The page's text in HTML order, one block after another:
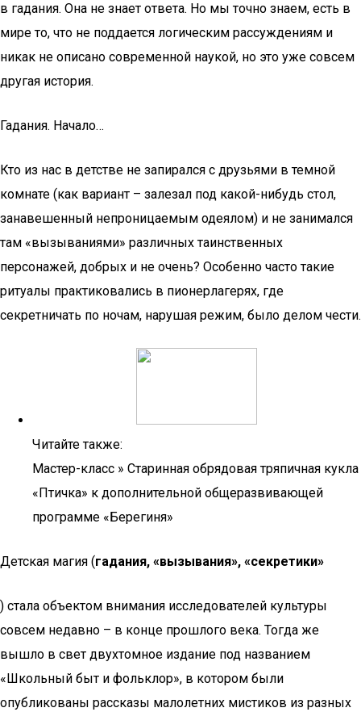
в гадания. Она не знает ответа. Но мы точно знаем, есть в
мире то, что не поддается логическим рассуждениям и
никак не описано современной наукой, но это уже совсем
другая история.
Гадания. Начало…
Кто из нас в детстве не запирался с друзьями в темной
комнате (как вариант – залезал под какой-нибудь стол,
занавешенный непроницаемым одеялом) и не занимался
там «вызываниями» различных таинственных
персонажей, добрых и не очень? Особенно часто такие
ритуалы практиковались в пионерлагерях, где
секретничать по ночам, нарушая режим, было делом чести.
Читайте также:
Мастер-класс » Старинная обрядовая тряпичная кукла
«Птичка» к дополнительной общеразвивающей
программе «Берегиня»
Детская магия (гадания, «вызывания», «секретики»
) стала объектом внимания исследователей культуры
совсем недавно – в конце прошлого века. Тогда же
вышло в свет двухтомное издание под названием
«Школьный быт и фольклор», в котором были
опубликованы рассказы малолетних мистиков из разных